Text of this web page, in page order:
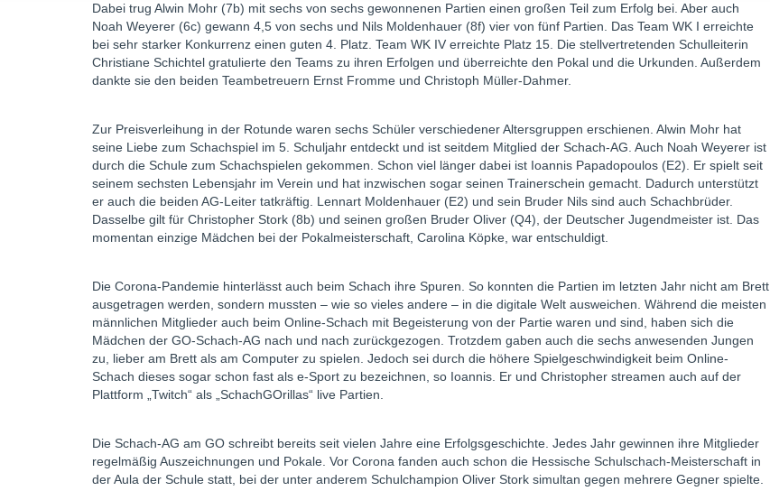
Dabei trug Alwin Mohr (7b) mit sechs von sechs gewonnenen Partien einen großen Teil zum Erfolg bei. Aber auch
Noah Weyerer (6c) gewann 4,5 von sechs und Nils Moldenhauer (8f) vier von fünf Partien. Das Team WK I erreichte
bei sehr starker Konkurrenz einen guten 4. Platz. Team WK IV erreichte Platz 15. Die stellvertretenden Schulleiterin
Christiane Schichtel gratulierte den Teams zu ihren Erfolgen und überreichte den Pokal und die Urkunden. Außerdem
dankte sie den beiden Teambetreuern Ernst Fromme und Christoph Müller-Dahmer.
Zur Preisverleihung in der Rotunde waren sechs Schüler verschiedener Altersgruppen erschienen. Alwin Mohr hat
seine Liebe zum Schachspiel im 5. Schuljahr entdeckt und ist seitdem Mitglied der Schach-AG. Auch Noah Weyerer ist
durch die Schule zum Schachspielen gekommen. Schon viel länger dabei ist Ioannis Papadopoulos (E2). Er spielt seit
seinem sechsten Lebensjahr im Verein und hat inzwischen sogar seinen Trainerschein gemacht. Dadurch unterstützt
er auch die beiden AG-Leiter tatkräftig. Lennart Moldenhauer (E2) und sein Bruder Nils sind auch Schachbrüder.
Dasselbe gilt für Christopher Stork (8b) und seinen großen Bruder Oliver (Q4), der Deutscher Jugendmeister ist. Das
momentan einzige Mädchen bei der Pokalmeisterschaft, Carolina Köpke, war entschuldigt.
Die Corona-Pandemie hinterlässt auch beim Schach ihre Spuren. So konnten die Partien im letzten Jahr nicht am Brett
ausgetragen werden, sondern mussten – wie so vieles andere – in die digitale Welt ausweichen. Während die meisten
männlichen Mitglieder auch beim Online-Schach mit Begeisterung von der Partie waren und sind, haben sich die
Mädchen der GO-Schach-AG nach und nach zurückgezogen. Trotzdem gaben auch die sechs anwesenden Jungen
zu, lieber am Brett als am Computer zu spielen. Jedoch sei durch die höhere Spielgeschwindigkeit beim Online-
Schach dieses sogar schon fast als e-Sport zu bezeichnen, so Ioannis. Er und Christopher streamen auch auf der
Plattform „Twitch“ als „SchachGOrillas“ live Partien.
Die Schach-AG am GO schreibt bereits seit vielen Jahre eine Erfolgsgeschichte. Jedes Jahr gewinnen ihre Mitglieder
regelmäßig Auszeichnungen und Pokale. Vor Corona fanden auch schon die Hessische Schulschach-Meisterschaft in
der Aula der Schule statt, bei der unter anderem Schulchampion Oliver Stork simultan gegen mehrere Gegner spielte.